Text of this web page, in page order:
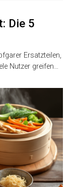
Die 5
Ersatzteilen,
Nutzer greifen…